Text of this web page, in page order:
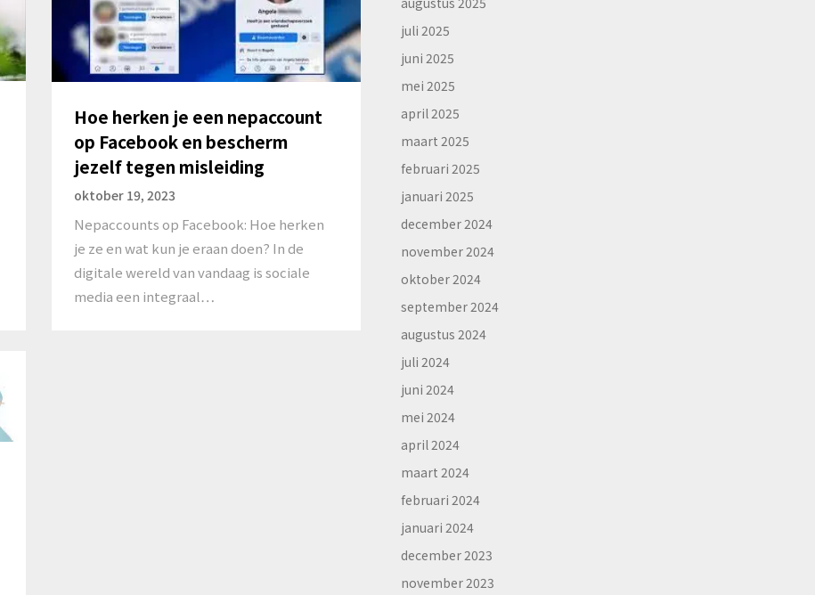
Hoe herken je een nepaccount
op Facebook en bescherm
jezelf tegen misleiding
oktober 19, 2023
Nepaccounts op Facebook: Hoe herken
je ze en wat kun je eraan doen? In de
digitale wereld van vandaag is sociale
media een integraal…
juli 2025
juni 2025
mei 2025
april 2025
maart 2025
februari 2025
januari 2025
december 2024
november 2024
oktober 2024
september 2024
augustus 2024
juli 2024
juni 2024
mei 2024
april 2024
maart 2024
februari 2024
januari 2024
december 2023
november 2023